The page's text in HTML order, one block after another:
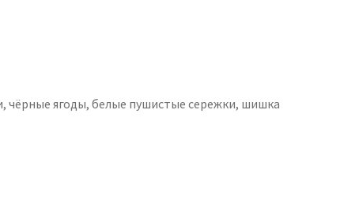
чёрные ягоды, белые пушистые сережки, шишка